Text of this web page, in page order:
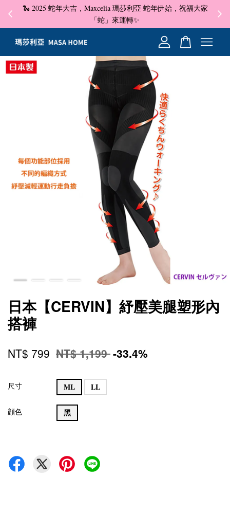
🐍 2025 蛇年大吉，Maxcelia 瑪莎利亞 蛇年伊始，祝福大家
「蛇」來運轉✨
✦
日本【CERVIN】紓壓美腿塑形內
搭褲
NT$ 799 NT$ 1,199-33.4%
尺寸 ML LL
顔色 黑
您的購物車目前還是空的。